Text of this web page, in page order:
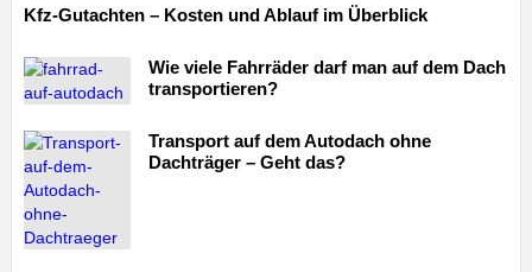
Kfz-Gutachten – Kosten und Ablauf im Überblick
Wie viele Fahrräder darf man auf dem Dach
transportieren?
Transport auf dem Autodach ohne
Dachträger – Geht das?